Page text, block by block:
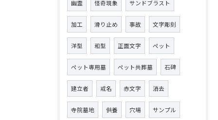
幽霊 怪奇現象 サンドブラスト
加工 滑り止め 事故 文字彫刻
洋型 和型 正面文字 ペット
ペット専用墓 ペット共葬墓 石碑
建立者 戒名 赤文字 消去
寺院墓地 供養 穴場 サンプル